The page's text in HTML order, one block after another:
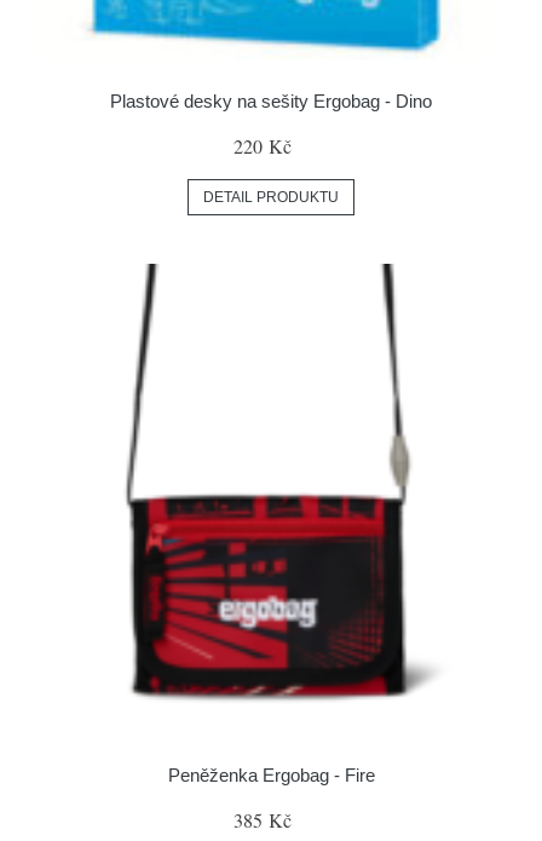
Plastové desky na sešity Ergobag - Dino
220 Kč
DETAIL PRODUKTU
Peněženka Ergobag - Fire
385 Kč